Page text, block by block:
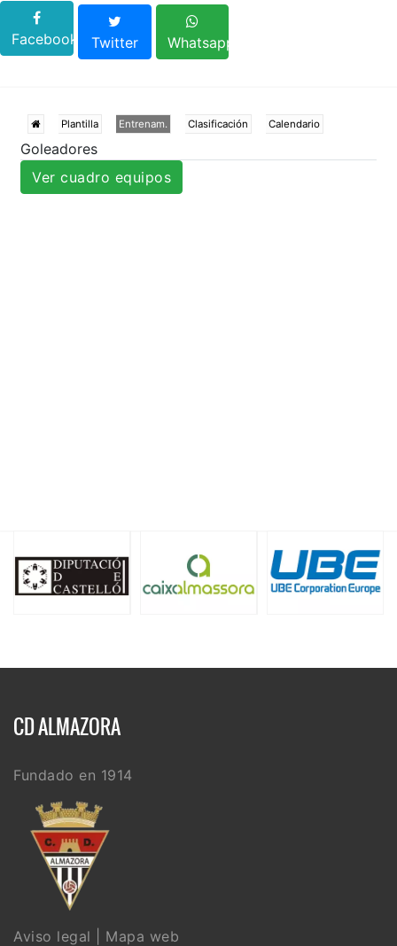
Facebook Twitter Whatsapp
Plantilla Entrenam. Clasificación Calendario
Goleadores
Ver cuadro equipos
CD ALMAZORA
Fundado en 1914
Aviso legal
Mapa web